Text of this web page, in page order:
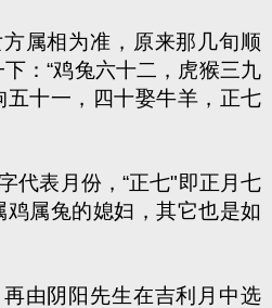
属相为准，原来那几旬顺
：“鸡兔六十二，虎猴三九
五十一，四十娶牛羊，正七
代表月份，“正七"即正月七
鸡属兔的媳妇，其它也是如
由阴阳先生在吉利月中选